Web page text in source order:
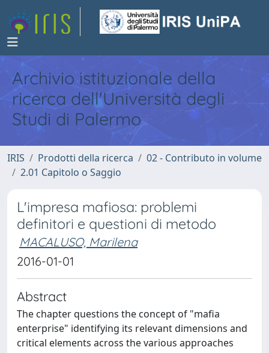
Archivio istituzionale della
ricerca dell'Università degli
Studi di Palermo
IRIS Prodotti della ricerca
02 - Contributo in volume
2.01 Capitolo o Saggio
L'impresa mafiosa: problemi
definitori e questioni di metodo
MACALUSO, Marilena
2016-01-01
Abstract
The chapter questions the concept of "mafia
enterprise" identifying its relevant dimensions and
critical elements across the various approaches